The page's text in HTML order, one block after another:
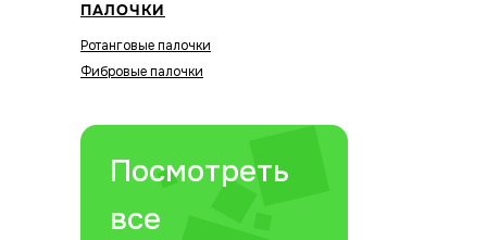
ПАЛОЧКИ
Ротанговые палочки
Фибровые палочки
Посмотреть
все